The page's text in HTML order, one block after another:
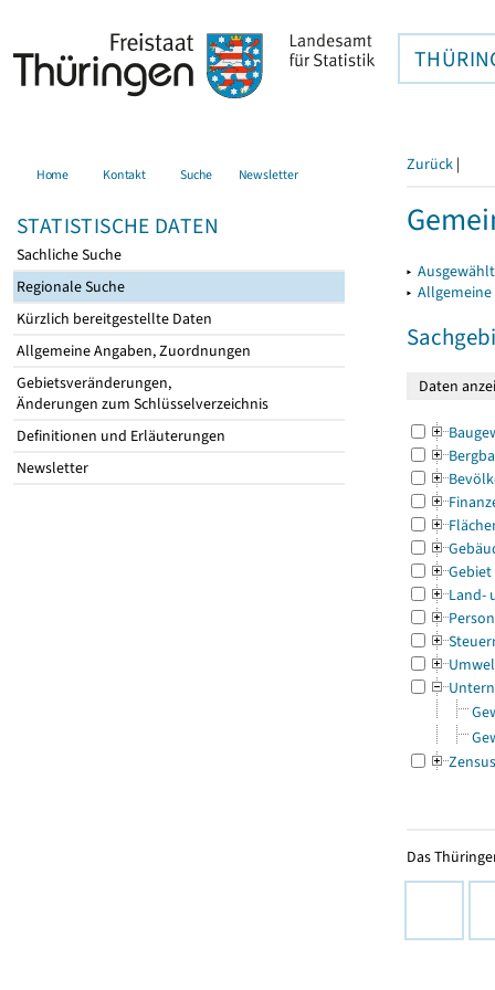
Home Kontakt Suche Newsletter
STATISTISCHE DATEN
Sachliche Suche
Regionale Suche
Kürzlich bereitgestellte Daten
Allgemeine Angaben, Zuordnungen
Gebietsveränderungen,
Änderungen zum Schlüsselverzeichnis
Definitionen und Erläuterungen
Newsletter
Zurück |
▸
▸
Gebiet
Land-
Zensus
Das